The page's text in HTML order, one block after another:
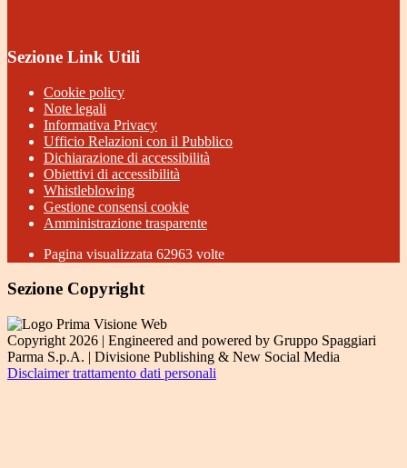
Sezione Link Utili
Cookie policy
Note legali
Informativa Privacy
Ufficio Relazioni con il Pubblico
Dichiarazione di accessibilità
Obiettivi di accessibilità
Whistleblowing
Gestione consensi cookie
Amministrazione trasparente
Pagina visualizzata 62963 volte
Sezione Copyright
Copyright 2026 | Engineered and powered by Gruppo Spaggiari
Parma S.p.A. | Divisione Publishing & New Social Media
Disclaimer trattamento dati personali